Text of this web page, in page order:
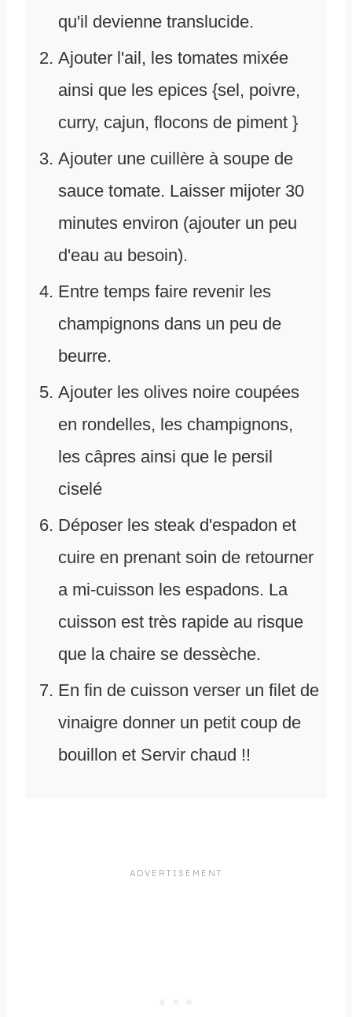
qu'il devienne translucide.
Ajouter l'ail, les tomates mixée
ainsi que les epices {sel, poivre,
curry, cajun, flocons de piment }
Ajouter une cuillère à soupe de
sauce tomate. Laisser mijoter 30
minutes environ (ajouter un peu
d'eau au besoin).
Entre temps faire revenir les
champignons dans un peu de
beurre.
Ajouter les olives noire coupées
en rondelles, les champignons,
les câpres ainsi que le persil
ciselé
Déposer les steak d'espadon et
cuire en prenant soin de retourner
a mi-cuisson les espadons. La
cuisson est très rapide au risque
que la chaire se dessèche.
En fin de cuisson verser un filet de
vinaigre donner un petit coup de
bouillon et Servir chaud !!